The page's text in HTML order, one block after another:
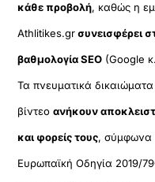
κάθε προβολή, καθώς η
Athlitikes.grσυνεισφέρει
βαθμολογία SEO (Google
Τα πνευματικά
βίντεοανήκουν
και φορείς τους, σύμφωνα
Ευρωπαϊκή Οδηγία 2019/